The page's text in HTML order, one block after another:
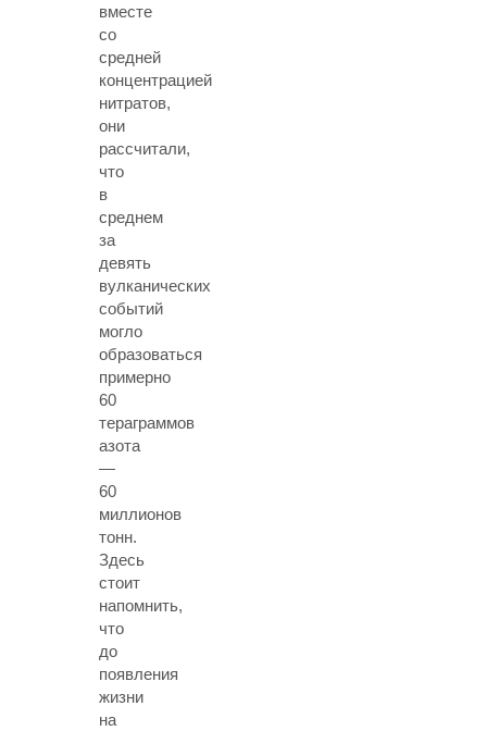
вместе
со
средней
концентрацией
нитратов,
они
рассчитали,
что
в
среднем
за
девять
вулканических
событий
могло
образоваться
примерно
60
тераграммов
азота
—
60
миллионов
тонн.
Здесь
стоит
напомнить,
что
до
появления
жизни
на